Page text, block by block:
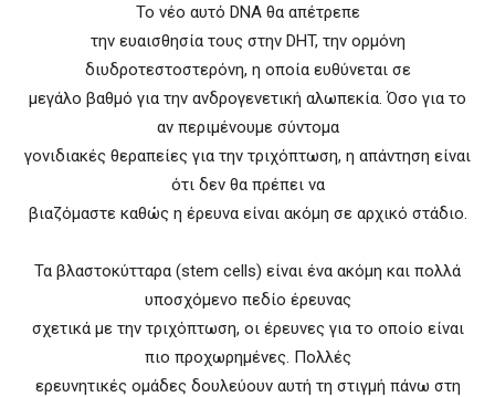
Το νέο αυτό DNΑ θα απέτρεπε
την ευαισθησία τους στην DHT, την ορμόνη
διυδροτεστοστερόνη, η οποία ευθύνεται σε
μεγάλο βαθμό για την ανδρογενετική αλωπεκία. Όσο για το
αν περιμένουμε σύντομα
γονιδιακές θεραπείες για την τριχόπτωση, η απάντηση είναι
ότι δεν θα πρέπει να
βιαζόμαστε καθώς η έρευνα είναι ακόμη σε αρχικό στάδιο.
Τα βλαστοκύτταρα (stem cells) είναι ένα ακόμη και πολλά
υποσχόμενο πεδίο έρευνας
σχετικά με την τριχόπτωση, οι έρευνες για το οποίο είναι
πιο προχωρημένες. Πολλές
ερευνητικές ομάδες δουλεύουν αυτή τη στιγμή πάνω στη